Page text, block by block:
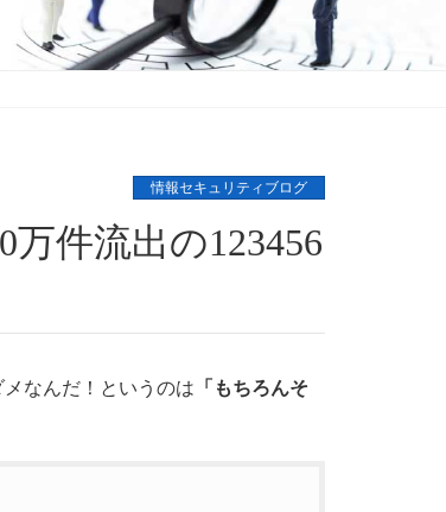
情報セキュリティブログ
件流出の123456
なんだ！というのは 「もちろんそ